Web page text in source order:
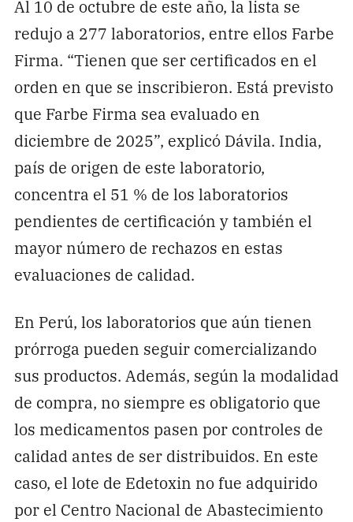
Al 10 de octubre de este año, la lista se
redujo a 277 laboratorios, entre ellos Farbe
Firma. “Tienen que ser certificados en el
orden en que se inscribieron. Está previsto
que Farbe Firma sea evaluado en
diciembre de 2025”, explicó Dávila. India,
país de origen de este laboratorio,
concentra el 51 % de los laboratorios
pendientes de certificación y también el
mayor número de rechazos en estas
evaluaciones de calidad.
En Perú, los laboratorios que aún tienen
prórroga pueden seguir comercializando
sus productos. Además, según la modalidad
de compra, no siempre es obligatorio que
los medicamentos pasen por controles de
calidad antes de ser distribuidos. En este
caso, el lote de Edetoxin no fue adquirido
por el Centro Nacional de Abastecimiento